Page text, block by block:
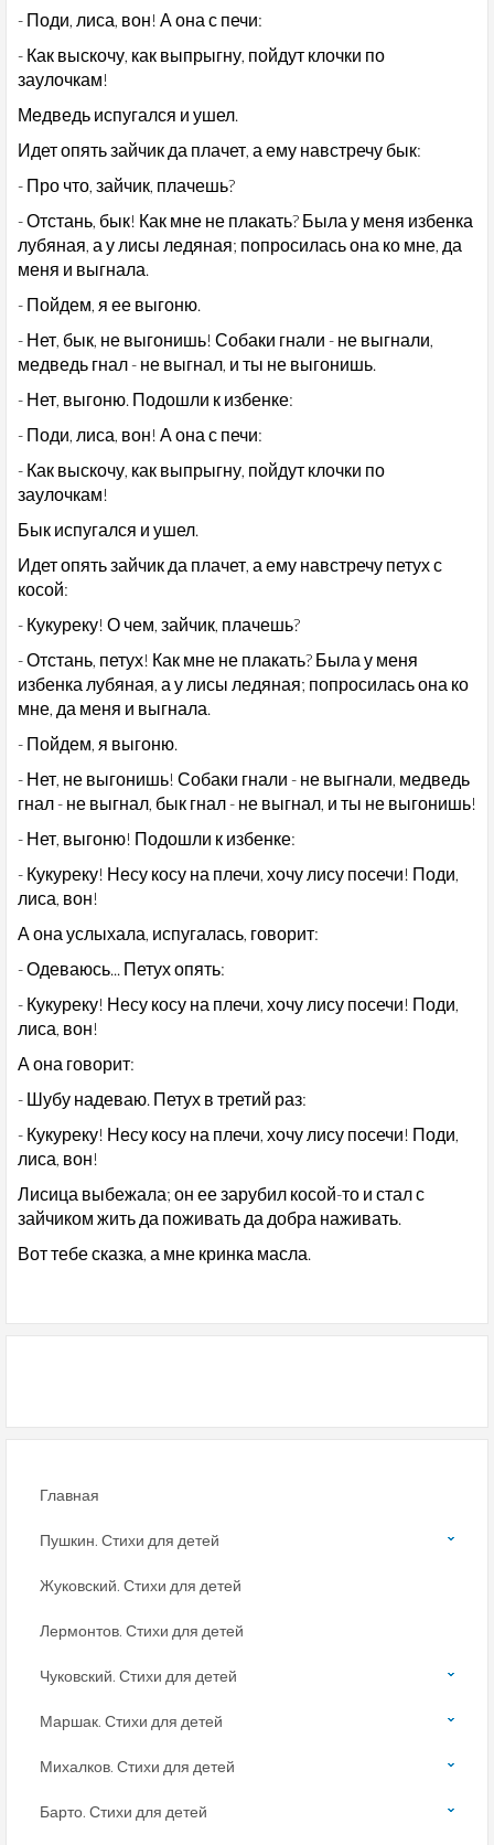
- Поди, лиса, вон! А она с печи:
- Как выскочу, как выпрыгну, пойдут клочки по
заулочкам!
Медведь испугался и ушел.
Идет опять зайчик да плачет, а ему навстречу бык:
- Про что, зайчик, плачешь?
- Отстань, бык! Как мне не плакать? Была у меня избенка
лубяная, а у лисы ледяная; попросилась она ко мне, да
меня и выгнала.
- Пойдем, я ее выгоню.
- Нет, бык, не выгонишь! Собаки гнали - не выгнали,
медведь гнал - не выгнал, и ты не выгонишь.
- Нет, выгоню. Подошли к избенке:
- Поди, лиса, вон! А она с печи:
- Как выскочу, как выпрыгну, пойдут клочки по
заулочкам!
Бык испугался и ушел.
Идет опять зайчик да плачет, а ему навстречу петух с
косой:
- Кукуреку! О чем, зайчик, плачешь?
- Отстань, петух! Как мне не плакать? Была у меня
избенка лубяная, а у лисы ледяная; попросилась она ко
мне, да меня и выгнала.
- Пойдем, я выгоню.
- Нет, не выгонишь! Собаки гнали - не выгнали, медведь
гнал - не выгнал, бык гнал - не выгнал, и ты не выгонишь!
- Нет, выгоню! Подошли к избенке:
- Кукуреку! Несу косу на плечи, хочу лису посечи! Поди,
лиса, вон!
А она услыхала, испугалась, говорит:
- Одеваюсь... Петух опять:
- Кукуреку! Несу косу на плечи, хочу лису посечи! Поди,
лиса, вон!
А она говорит:
- Шубу надеваю. Петух в третий раз:
- Кукуреку! Несу косу на плечи, хочу лису посечи! Поди,
лиса, вон!
Лисица выбежала; он ее зарубил косой-то и стал с
зайчиком жить да поживать да добра наживать.
Вот тебе сказка, а мне кринка масла.
Главная
Пушкин. Стихи для детей
Жуковский. Стихи для детей
Лермонтов. Стихи для детей
Чуковский. Стихи для детей
Маршак. Стихи для детей
Михалков. Стихи для детей
Барто. Стихи для детей